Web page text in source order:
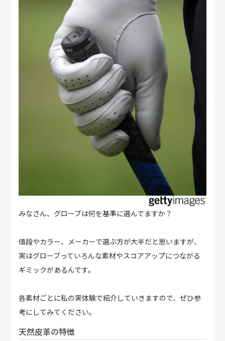
みなさん、グローブは何を基準に選んでますか？
値段やカラー、メーカーで選ぶ方が大半だと思いますが、
実はグローブっていろんな素材やスコアアップにつながる
ギミックがあるんです。
各素材ごとに私の実体験で紹介していきますので、ぜひ参
考にしてみてください。
天然皮革の特徴